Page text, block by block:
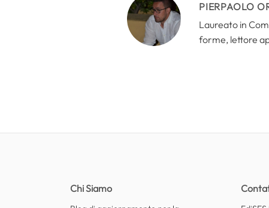
PIERPAOLO
Laureato in
forme, lettore
Chi Siamo